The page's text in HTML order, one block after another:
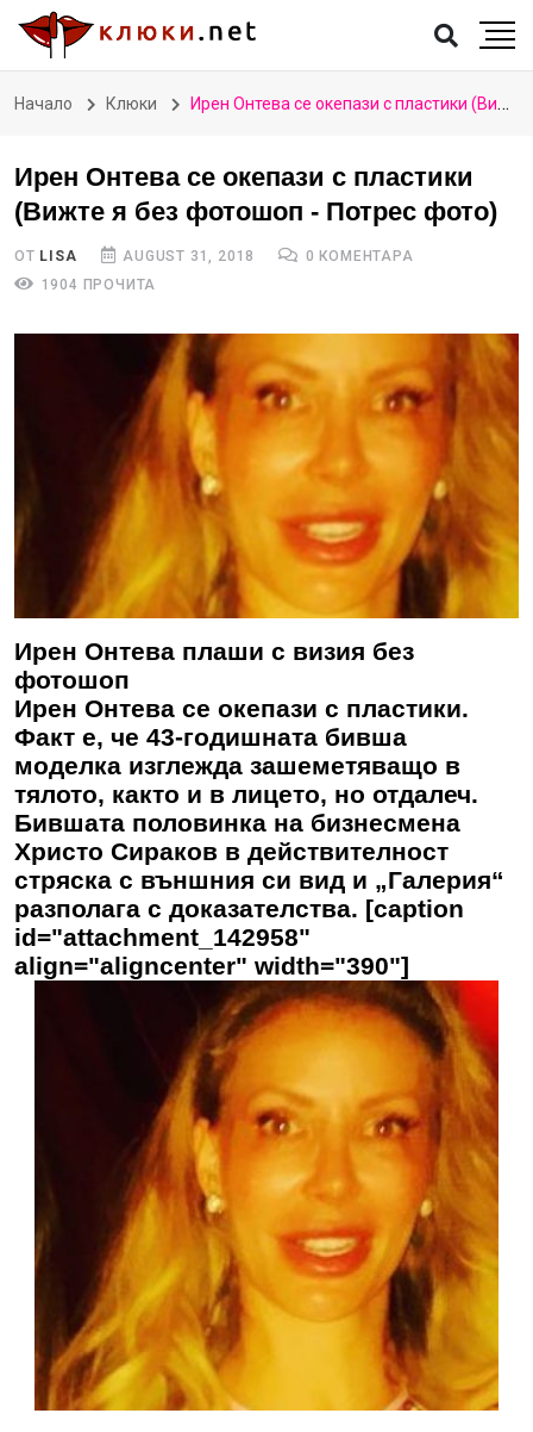
Начало Клюки Ирен Онтева се окепази с пластики (Вижте я без фотошоп - Потрес фото)
Ирен Онтева се окепази с пластики
(Вижте я без фотошоп - Потрес фото)
ОТ LISA AUGUST 31, 2018
0 КОМЕНТАРА
1904 ПРОЧИТА
Ирен Онтева плаши с визия без
фотошоп
Ирен Онтева се окепази с пластики.
Факт е, че 43-годишната бивша
моделка изглежда зашеметяващо в
тялото, както и в лицето, но отдалеч.
Бившата половинка на бизнесмена
Христо Сираков в действителност
стряска с външния си вид и „Галерия“
разполага с доказателства. [caption
id="attachment_142958"
align="aligncenter" width="390"]